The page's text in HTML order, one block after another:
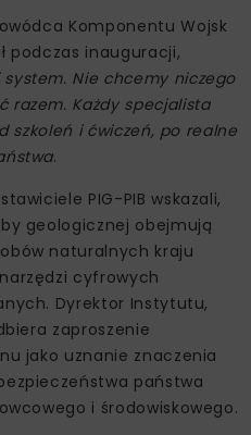
Komponentu Wojsk
podczas inauguracji,
Nie chcemy niczego
razem. Każdy specjalista
szkoleń i ćwiczeń, po realne
.
PIG-PIB wskazali,
geologicznej obejmują
naturalnych kraju
cyfrowych
Dyrektor Instytutu,
zaproszenie
jako uznanie znaczenia
państwa
i środowiskowego.